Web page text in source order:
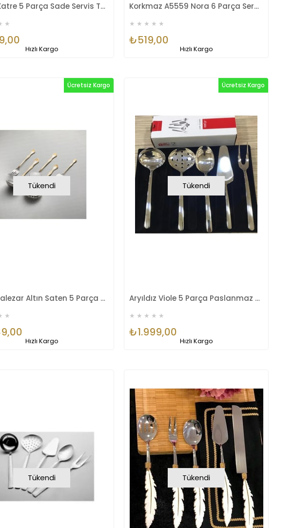
Nehir Katre 5 Parça Sade Servis Takımı
★
Hızlı Kargo
Korkmaz A5559 Nora 6 Parça Servis Seti
★ ★ ★ ★ ★
₺519,00
Hızlı Kargo
Tükendi
Nehir Lalezar Altın Saten 5 Parça Servis Takımı
★
Ücretsiz Kargo
Hızlı Kargo
Tükendi
Aryıldız Viole 5 Parça Paslanmaz Çelik Servis Takımı
★ ★ ★ ★ ★
₺1.999,00
Ücretsiz Kargo
Hızlı Kargo
Tükendi Tükendi